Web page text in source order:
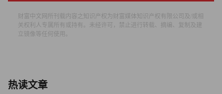
金和团队最终决定，在变压器方向深耕，创造更大的生存空
间。
的产品，需要人的因素很强，不仅仅是设备和资金投入，更
财富中文网所刊载内容之知识产权为财富媒体知识产权有限公司及/或相
关权利人专属所有或持有。未经许可，禁止进行转载、摘编、复制及建
立镜像等任何使用。
热读文章